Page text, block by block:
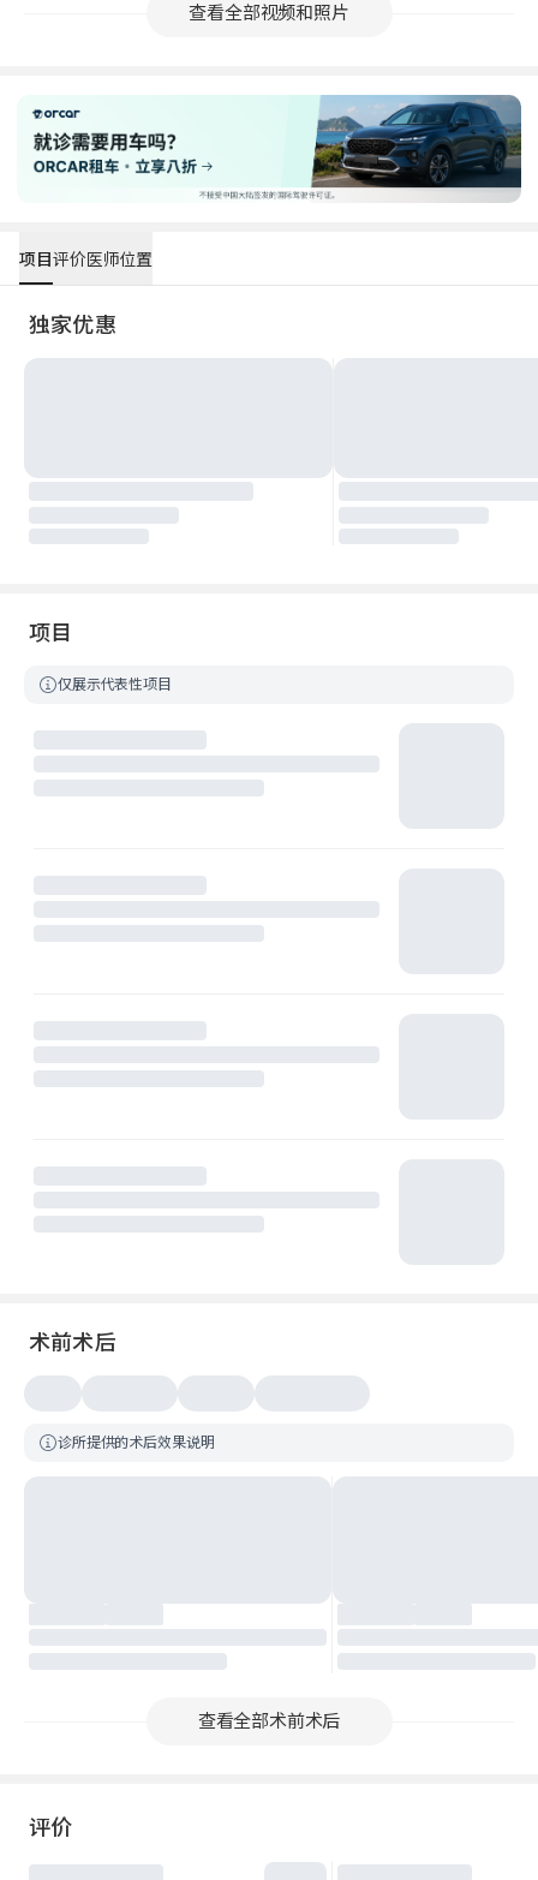
查看全部视频和照片
项目评价医师位置
独家优惠
项目
仅展示代表性项目
术前术后
诊所提供的术后效果说明
查看全部术前术后
评价